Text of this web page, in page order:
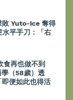
敗 Yuto-Ice 奪得
水平手刀：「右
食再也做不到
（58歲）透
便如此也得活